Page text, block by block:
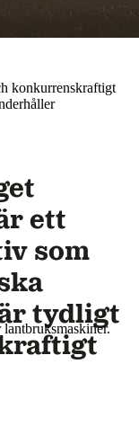
konkurrenskraftigt
ett
som
tydligt